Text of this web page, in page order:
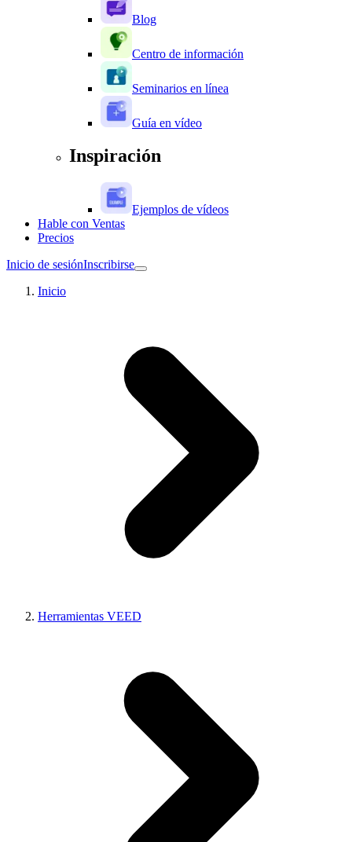
Blog
Centro de información
Seminarios en línea
Guía en vídeo
Inspiración
Ejemplos de vídeos
Hable con Ventas
Precios
Inicio de sesiónInscribirse
Inicio
Herramientas VEED